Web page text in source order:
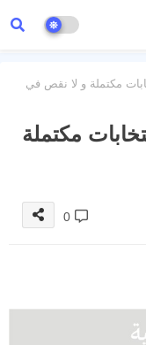
مكتملة و لا نقص في
مكتملة
0